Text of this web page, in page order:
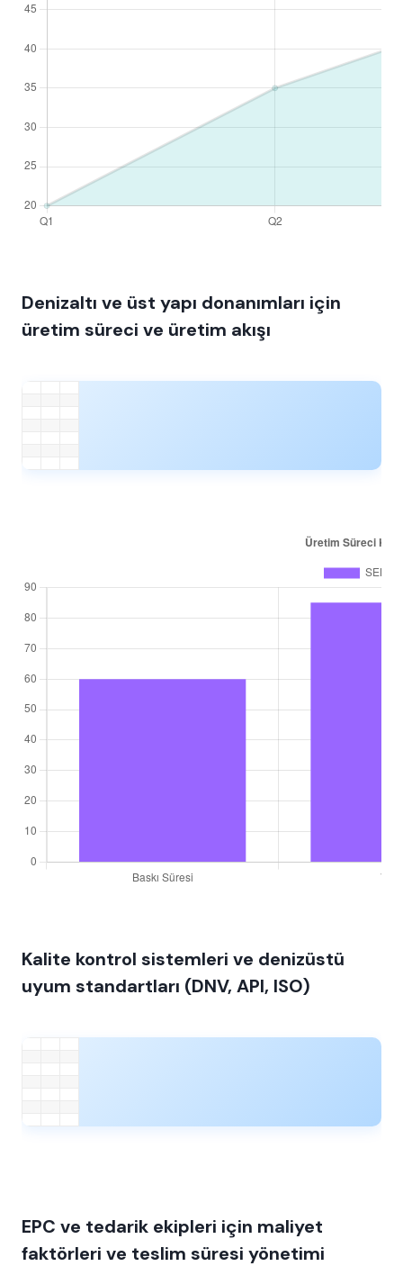
Denizaltı ve üst yapı donanımları için
üretim süreci ve üretim akışı
Kalite kontrol sistemleri ve denizüstü
uyum standartları (DNV, API, ISO)
EPC ve tedarik ekipleri için maliyet
faktörleri ve teslim süresi yönetimi